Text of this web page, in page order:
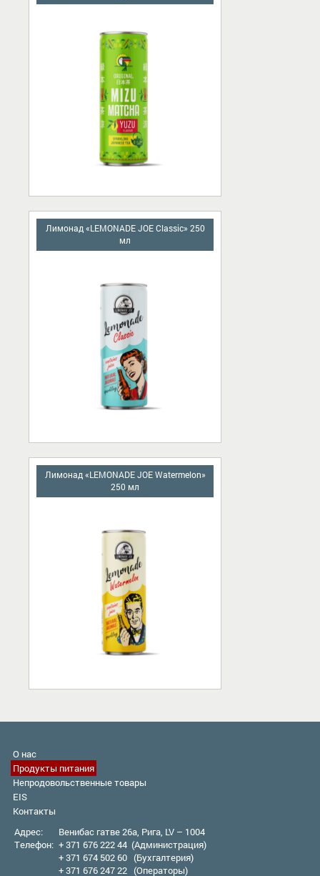
Лимонад «LEMONADE JOE Classic» 250
мл
Лимонад «LEMONADE JOE Watermelon»
250 мл
О нас
Продукты питания
Непродовольственные товары
EIS
Контакты
Адрес:
Венибас гатве 26а, Рига, LV – 1004
Телефон: + 371 676 222 44 (Администрация)
+ 371 674 502 60 (Бухгалтерия)
+ 371 676 247 22 (Операторы)